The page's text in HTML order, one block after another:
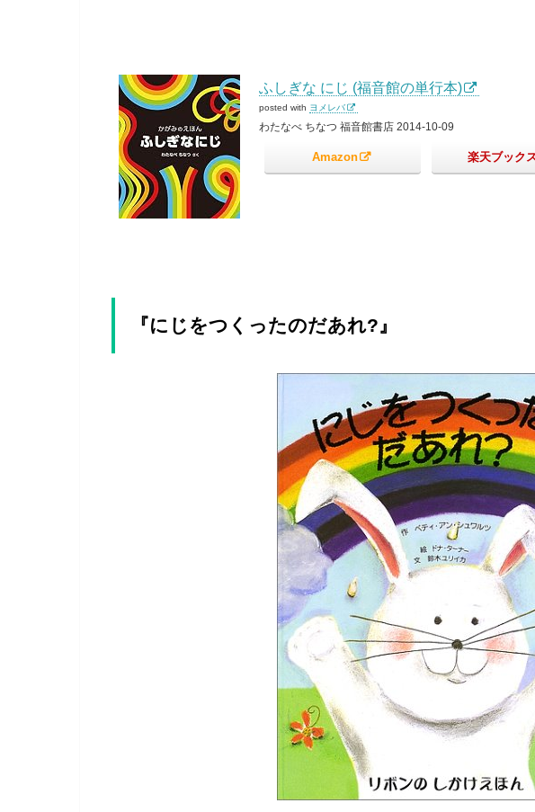
ふしぎな にじ (福音館の単行本)
posted with ヨメレバ
わたなべ ちなつ 福音館書店 2014-10-09
Amazon 楽天ブック
『にじをつくったのだあれ?』